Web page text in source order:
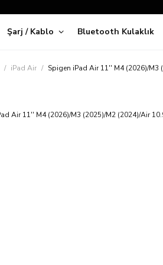
Kapıda Ödeme
Şarj / Kablo Bluetooth Kulaklık
iPad Air Spigen iPad Air 11'' M4 (2026)/M3